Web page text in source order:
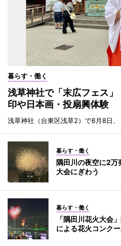
暮らす・働く
浅草神社で「末広フェス
印や日本画・投扇興体験
浅草神社（台東区浅草2）で8月8日、
暮らす・働く
隅田川の夜空に2
大会にぎわう
暮らす・働く
「隅田川花火大会
による花火コンク